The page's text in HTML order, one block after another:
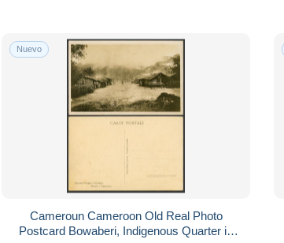
Nuevo
Cameroun Cameroon Old Real Photo
Postcard Bowaberi, Indigenous Quarter in